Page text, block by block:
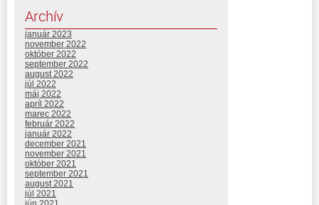
Archív
január 2023
november 2022
október 2022
september 2022
august 2022
júl 2022
máj 2022
apríl 2022
marec 2022
február 2022
január 2022
december 2021
november 2021
október 2021
september 2021
august 2021
júl 2021